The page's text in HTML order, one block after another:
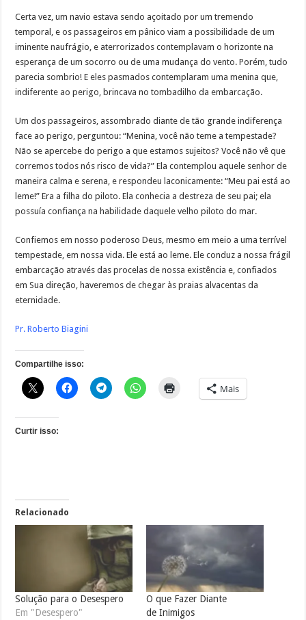
Certa vez, um navio estava sendo açoitado por um tremendo
temporal, e os passageiros em pânico viam a possibilidade de um
iminente naufrágio, e aterrorizados contemplavam o horizonte na
esperança de um socorro ou de uma mudança do vento. Porém, tudo
parecia sombrio! E eles pasmados contemplaram uma menina que,
indiferente ao perigo, brincava no tombadilho da embarcação.
Um dos passageiros, assombrado diante de tão grande indiferença
face ao perigo, perguntou: “Menina, você não teme a tempestade?
Não se apercebe do perigo a que estamos sujeitos? Você não vê que
corremos todos nós risco de vida?” Ela contemplou aquele senhor de
maneira calma e serena, e respondeu laconicamente: “Meu pai está ao
leme!” Era a filha do piloto. Ela conhecia a destreza de seu pai; ela
possuía confiança na habilidade daquele velho piloto do mar.
Confiemos em nosso poderoso Deus, mesmo em meio a uma terrível
tempestade, em nossa vida. Ele está ao leme. Ele conduz a nossa frágil
embarcação através das procelas de nossa existência e, confiados
em Sua direção, haveremos de chegar às praias alvacentas da
eternidade.
Pr. Roberto Biagini
Compartilhe isso:
Mais
Curtir isso:
Relacionado
Solução para o Desespero
Em "Desespero"
O que Fazer Diante
de Inimigos